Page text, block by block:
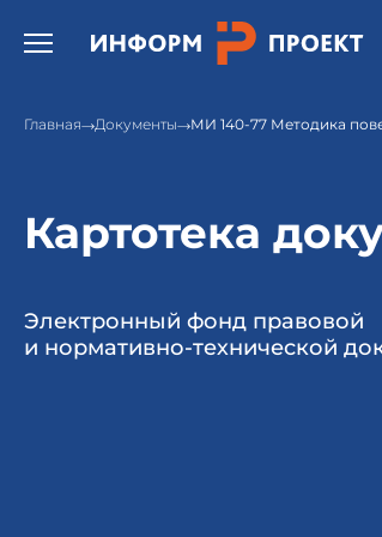
Открыть бургер меню.
Главная Документы МИ 140-77 Методика
Картотека
Электронный фонд правовой
и нормативно-технической